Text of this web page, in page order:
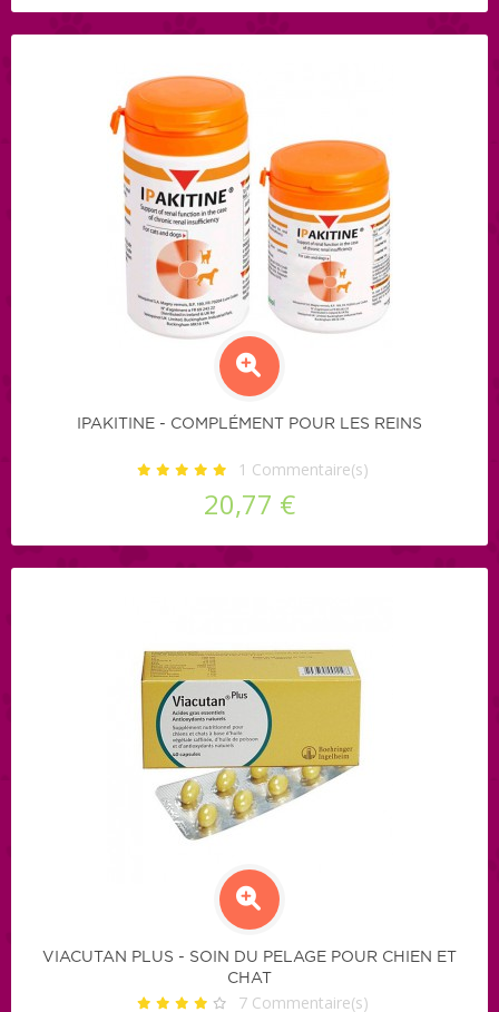
IPAKITINE - COMPLÉMENT POUR LES REINS
1 Commentaire(s)
20,77 €
VIACUTAN PLUS - SOIN DU PELAGE POUR CHIEN ET
CHAT
7 Commentaire(s)